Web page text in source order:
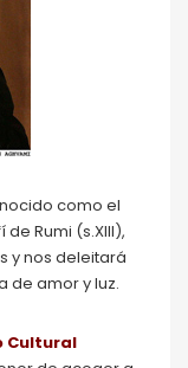
como el
Rumi (s.XIII),
y nos deleitará
de amor y luz.
Cultural